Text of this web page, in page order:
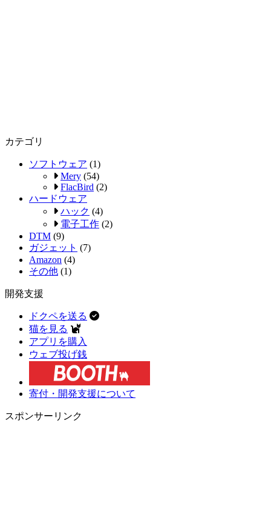
カテゴリ
ソフトウェア (1)
Mery (54)
FlacBird (2)
ハードウェア
ハック (4)
電子工作 (2)
DTM (9)
ガジェット (7)
Amazon (4)
その他 (1)
開発支援
ドクペを送る
猫を見る
アプリを購入
ウェブ投げ銭
寄付・開発支援について
スポンサーリンク